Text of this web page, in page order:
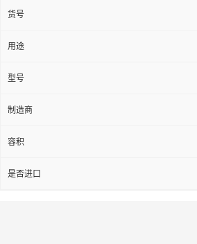
货号
用途
型号
制造商
容积
是否进口